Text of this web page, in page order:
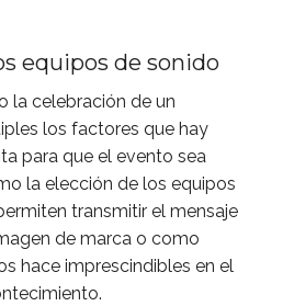
equipos de sonido
la celebración de un
los factores que hay
para que el evento sea
la elección de los equipos
transmitir el mensaje
de marca o como
hace imprescindibles en el